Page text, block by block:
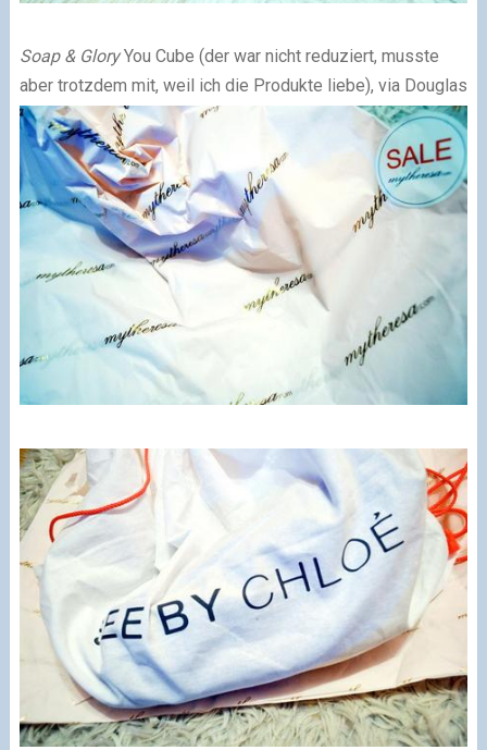
Soap & GloryYou Cube (der war nicht reduziert, musste
aber trotzdem mit, weil ich die Produkte liebe), via Douglas